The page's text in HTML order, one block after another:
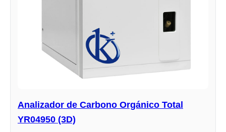
Analizador de Carbono Orgánico Total
YR04950 (3D)